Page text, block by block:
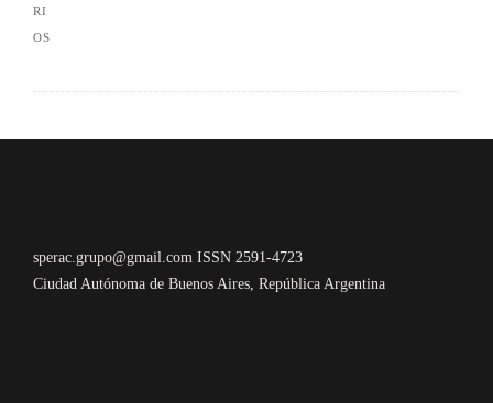
sperac.grupo@gmail.com ISSN 2591-4723
Ciudad Autónoma de Buenos Aires, República Argentina